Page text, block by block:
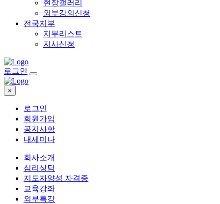
현장갤러리
외부강의신청
전국지부
지부리스트
지사신청
로그인
×
로그인
회원가입
공지사항
내세미나
회사소개
심리상담
지도자양성 자격증
교육강좌
외부특강